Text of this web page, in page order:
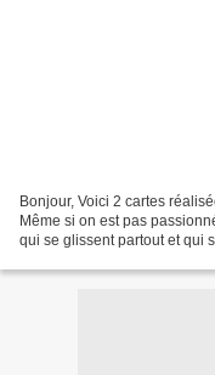
Bonjour, Voici 2 cartes
Même si on est pas
qui se glissent partout et qui